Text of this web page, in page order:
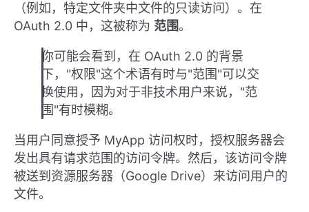
（例如，特定文件夹中文件的只读访问）。在
OAuth 2.0 中，这被称为 范围。
你可能会看到，在 OAuth 2.0 的背景
下，"权限"这个术语有时与"范围"可以交
换使用，因为对于非技术用户来说，"范
围"有时模糊。
当用户同意授予 MyApp 访问权时，授权服务器会
发出具有请求范围的访问令牌。然后，该访问令牌
被送到资源服务器（Google Drive）来访问用户的
文件。